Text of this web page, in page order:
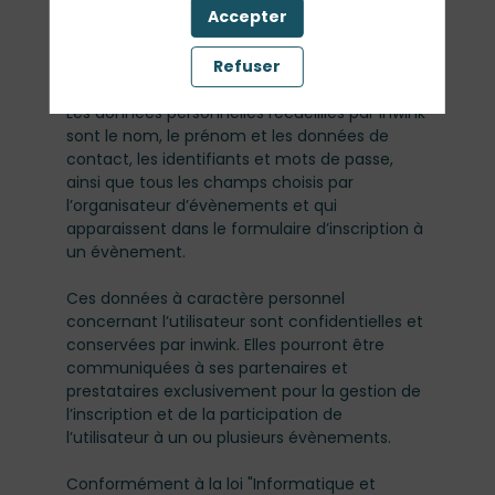
consulter les informations relatives à
l’organisation pratique et logistique d’un
Les données personnelles recueillies par inwink
sont le nom, le prénom et les données de
contact, les identifiants et mots de passe,
ainsi que tous les champs choisis par
l’organisateur d’évènements et qui
apparaissent dans le formulaire d’inscription à
un évènement.
Ces données à caractère personnel
concernant l’utilisateur sont confidentielles et
conservées par inwink. Elles pourront être
communiquées à ses partenaires et
prestataires exclusivement pour la gestion de
l’inscription et de la participation de
l’utilisateur à un ou plusieurs évènements.
Conformément à la loi "Informatique et
Accepter
Refuser